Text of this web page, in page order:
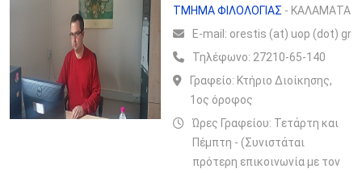
ΤΜΗΜΑ ΦΙΛΟΛΟΓΙΑΣ - ΚΑΛΑΜΑΤΑ
Ε-mail: orestis (at) uop (dot) gr
Τηλέφωνο: 27210-65-140
Γραφείο: Κτήριο Διοίκησης,
1ος όροφος
Ώρες Γραφείου: Τετάρτη και
Πέμπτη - (Συνιστάται
πρότερη επικοινωνία με τον